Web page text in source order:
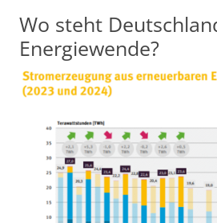
Wo steht
Energiewende?